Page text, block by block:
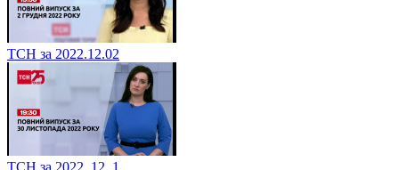
ТСН за 2022.12.02
ТСН за 2022. 12. 1